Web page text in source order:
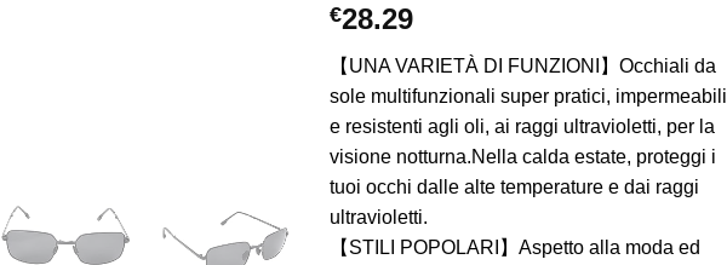
€28.29
【UNA VARIETÀ DI FUNZIONI】Occhiali da
sole multifunzionali super pratici, impermeabili
e resistenti agli oli, ai raggi ultravioletti, per la
visione notturna.Nella calda estate, proteggi i
tuoi occhi dalle alte temperature e dai raggi
ultravioletti.
【STILI POPOLARI】Aspetto alla moda ed